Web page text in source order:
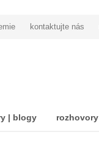
kontaktujte nás
| blogy rozhovory